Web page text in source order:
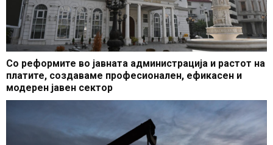
Со реформите во јавната администрација и растот на
платите, создаваме професионален, ефикасен и
модерен јавен сектор